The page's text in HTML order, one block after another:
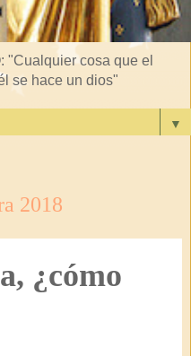
"Cualquier cosa que el
se hace un dios"
▼
2018
¿cómo